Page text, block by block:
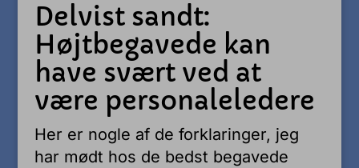
Delvist sandt:
Højtbegavede kan
have svært ved at
være personaleledere
Her er nogle af de forklaringer, jeg
har mødt hos de bedst begavede